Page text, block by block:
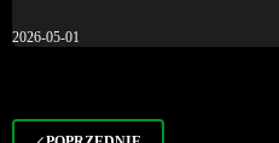
2026-05-01